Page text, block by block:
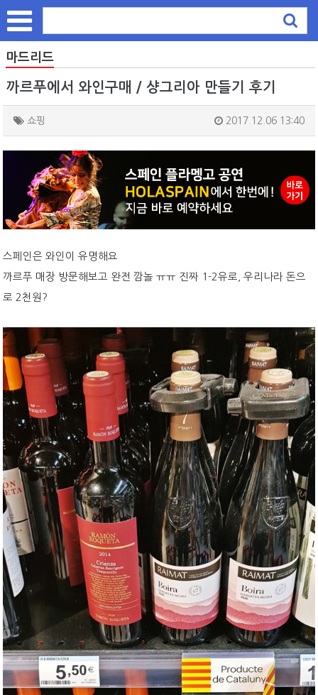
마드리드
까르푸에서 와인구매 / 샹그리아 만들기 후기
쇼핑 2017.12.06 13:40
스페인은 와인이 유명해요
까르푸 매장 방문해보고 완전 깜놀 ㅠㅠ 진짜 1-2유로, 우리나라 돈으
로 2천원?